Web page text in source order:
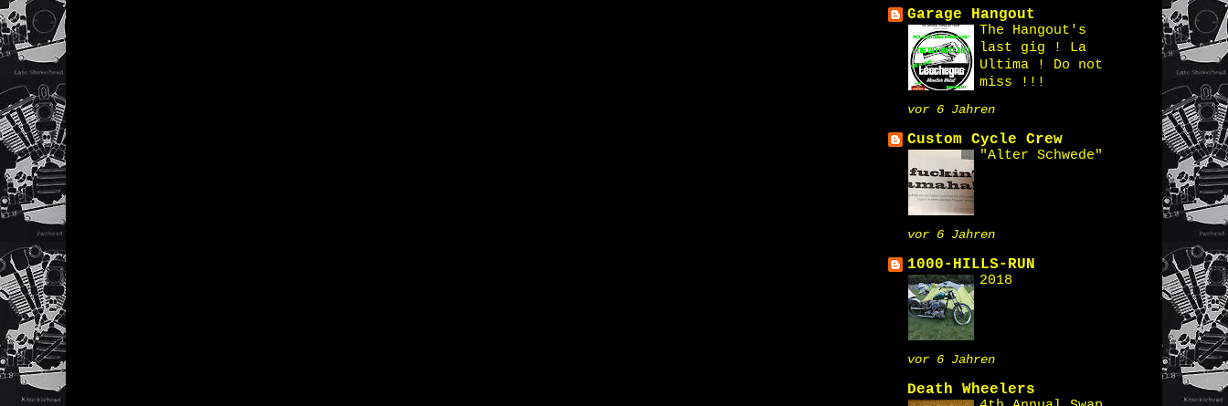
Garage Hangout
The Hangout's
last gig ! La
Ultima ! Do not
miss !!!
vor 6 Jahren
Custom Cycle Crew
"Alter Schwede"
vor 6 Jahren
1000-HILLS-RUN
2018
vor 6 Jahren
Death Wheelers